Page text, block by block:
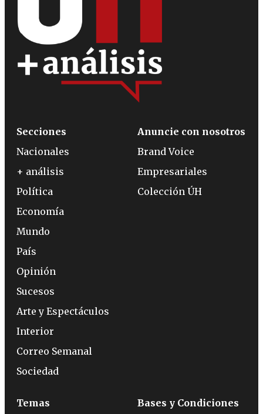
Secciones
Nacionales
+ análisis
Política
Economía
Mundo
País
Opinión
Sucesos
Arte y Espectáculos
Interior
Correo Semanal
Sociedad
Anuncie con nosotros
Brand Voice
Empresariales
Colección ÚH
Temas Bases y Condiciones